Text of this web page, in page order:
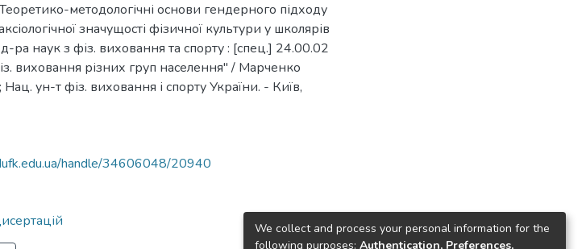
методологічні основи гендерного підходу
значущості фізичної культури у школярів
ра наук з фіз. виховання та спорту : [спец.] 24.00.02
виховання різних груп населення" / Марченко
ун-т фіз. виховання і спорту України. - Київ,
handle/34606048/20940
We collect and process your personal information for the
following purposes: Authentication, Preferences,